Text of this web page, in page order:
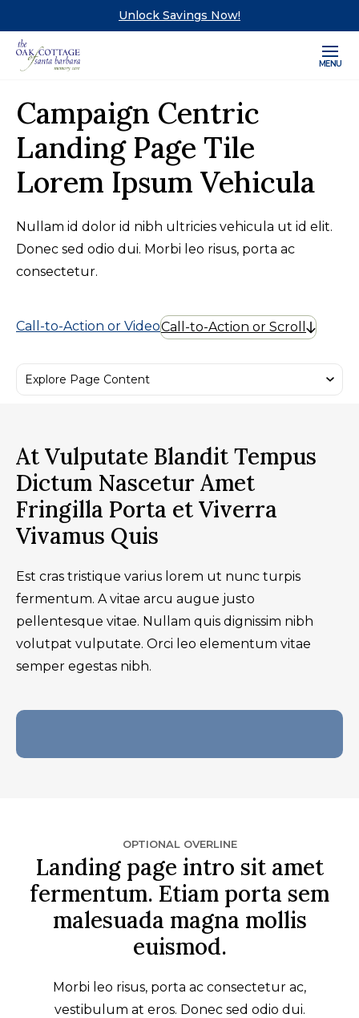
Unlock Savings Now!
MENU
Campaign Centric
Landing Page Tile
Lorem Ipsum Vehicula
Nullam id dolor id nibh ultricies vehicula ut id elit.
Donec sed odio dui. Morbi leo risus, porta ac
consectetur.
Call-to-Action or VideoCall-to-Action or Scroll
At Vulputate Blandit Tempus
Dictum Nascetur Amet
Fringilla Porta et Viverra
Vivamus Quis
Est cras tristique varius lorem ut nunc turpis
fermentum. A vitae arcu augue justo
pellentesque vitae. Nullam quis dignissim nibh
volutpat vulputate. Orci leo elementum vitae
semper egestas nibh.
OPTIONAL OVERLINE
Landing page intro sit amet
fermentum. Etiam porta sem
malesuada magna mollis
euismod.
Morbi leo risus, porta ac consectetur ac,
vestibulum at eros. Donec sed odio dui.